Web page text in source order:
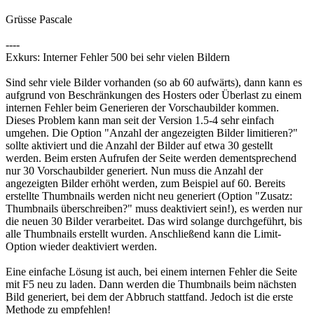
Grüsse Pascale
----
Exkurs: Interner Fehler 500 bei sehr vielen Bildern
Sind sehr viele Bilder vorhanden (so ab 60 aufwärts), dann kann es
aufgrund von Beschränkungen des Hosters oder Überlast zu einem
internen Fehler beim Generieren der Vorschaubilder kommen.
Dieses Problem kann man seit der Version 1.5-4 sehr einfach
umgehen. Die Option "Anzahl der angezeigten Bilder limitieren?"
sollte aktiviert und die Anzahl der Bilder auf etwa 30 gestellt
werden. Beim ersten Aufrufen der Seite werden dementsprechend
nur 30 Vorschaubilder generiert. Nun muss die Anzahl der
angezeigten Bilder erhöht werden, zum Beispiel auf 60. Bereits
erstellte Thumbnails werden nicht neu generiert (Option "Zusatz:
Thumbnails überschreiben?" muss deaktiviert sein!), es werden nur
die neuen 30 Bilder verarbeitet. Das wird solange durchgeführt, bis
alle Thumbnails erstellt wurden. Anschließend kann die Limit-
Option wieder deaktiviert werden.
Eine einfache Lösung ist auch, bei einem internen Fehler die Seite
mit F5 neu zu laden. Dann werden die Thumbnails beim nächsten
Bild generiert, bei dem der Abbruch stattfand. Jedoch ist die erste
Methode zu empfehlen!